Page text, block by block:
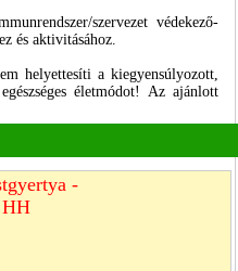
szervezet védekező-
és aktivitásához.
helyettesíti a kiegyensúlyozott,
életmódot! Az ajánlott
-
HH